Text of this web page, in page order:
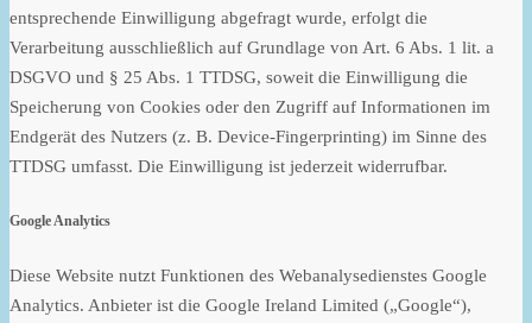
entsprechende Einwilligung abgefragt wurde, erfolgt die
Verarbeitung ausschließlich auf Grundlage von Art. 6 Abs. 1 lit. a
DSGVO und § 25 Abs. 1 TTDSG, soweit die Einwilligung die
Speicherung von Cookies oder den Zugriff auf Informationen im
Endgerät des Nutzers (z. B. Device-Fingerprinting) im Sinne des
TTDSG umfasst. Die Einwilligung ist jederzeit widerrufbar.
Google Analytics
Diese Website nutzt Funktionen des Webanalysedienstes Google
Analytics. Anbieter ist die Google Ireland Limited („Google“),